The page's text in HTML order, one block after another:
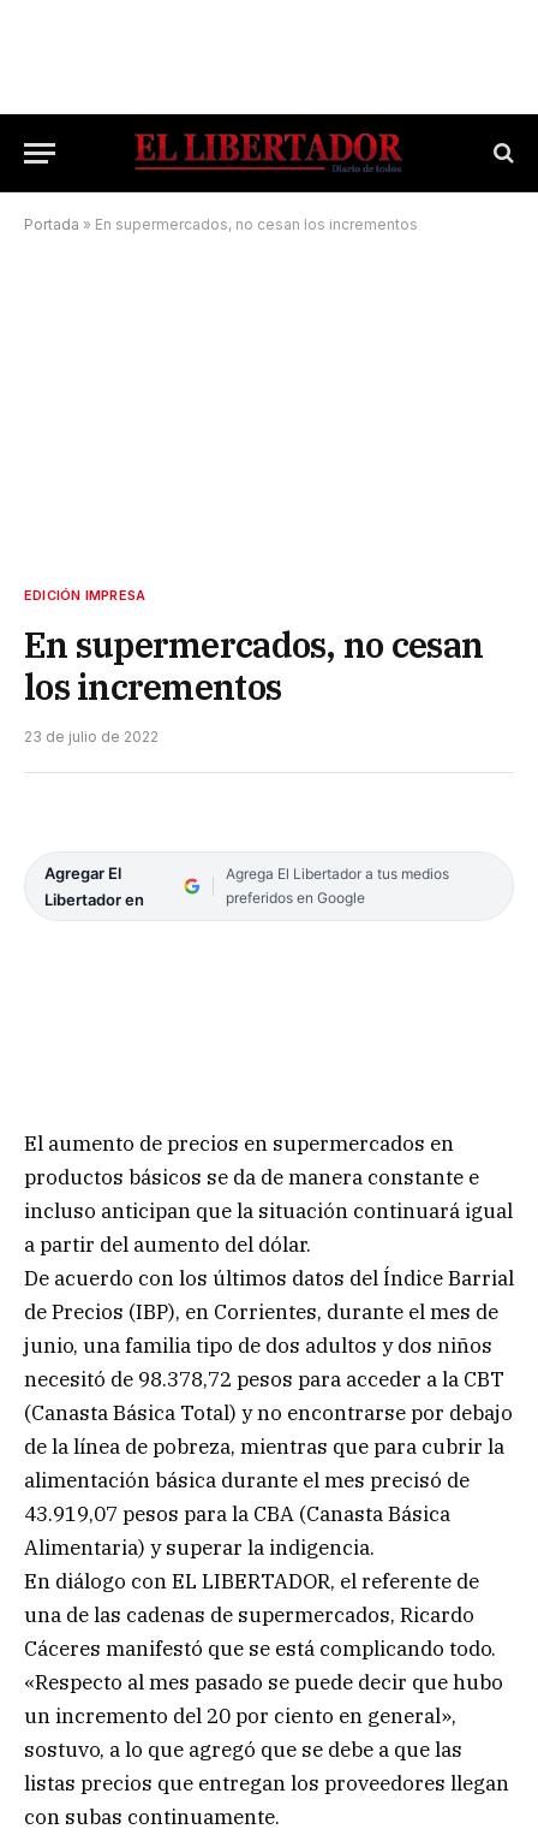
Portada » En supermercados, no cesan los incrementos
EDICIÓN IMPRESA
En supermercados, no cesan
los incrementos
23 de julio de 2022
Agregar El
Libertador en
Agrega El Libertador a tus medios
preferidos en Google
El aumento de precios en supermercados en
productos básicos se da de manera constante e
incluso anticipan que la situación continuará igual
a partir del aumento del dólar.
De acuerdo con los últimos datos del Índice Barrial
de Precios (IBP), en Corrientes, durante el mes de
junio, una familia tipo de dos adultos y dos niños
necesitó de 98.378,72 pesos para acceder a la CBT
(Canasta Básica Total) y no encontrarse por debajo
de la línea de pobreza, mientras que para cubrir la
alimentación básica durante el mes precisó de
43.919,07 pesos para la CBA (Canasta Básica
Alimentaria) y superar la indigencia.
En diálogo con EL LIBERTADOR, el referente de
una de las cadenas de supermercados, Ricardo
Cáceres manifestó que se está complicando todo.
«Respecto al mes pasado se puede decir que hubo
un incremento del 20 por ciento en general»,
sostuvo, a lo que agregó que se debe a que las
listas precios que entregan los proveedores llegan
con subas continuamente.